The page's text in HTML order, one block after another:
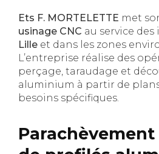
Ets F. MORTELETTE met
usinage CNC au service
Lille et dans les zones
L’entreprise réalise des
perçage, taraudage et
aluminium à partir de
besoins spécifiques.